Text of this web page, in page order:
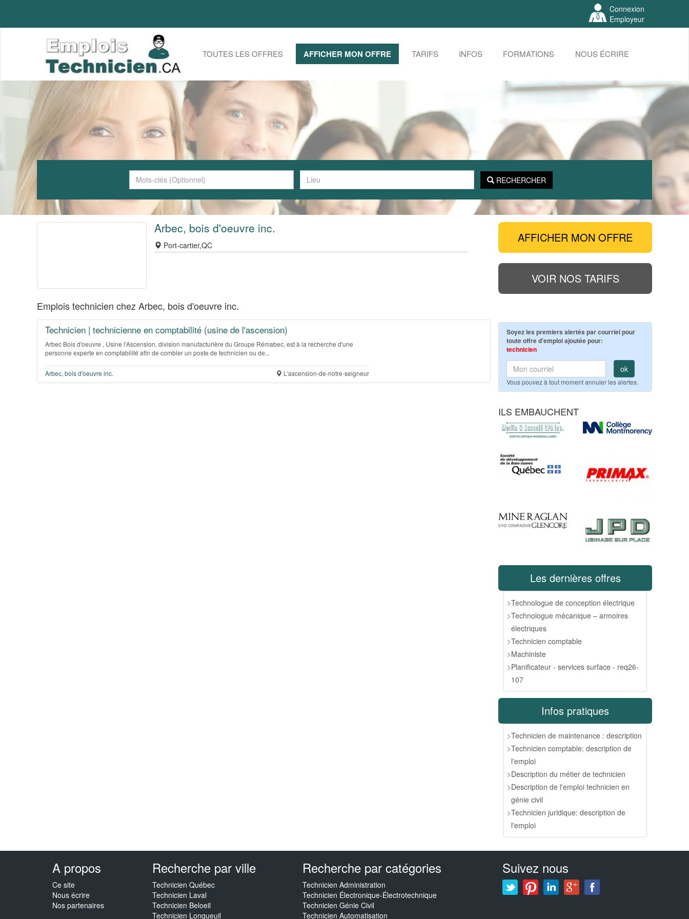
Connexion
Employeur
TOUTES LES OFFRES AFFICHER MON OFFRE TARIFS INFOS FORMATIONS NOUS ÉCRIRE
RECHERCHER
Arbec, bois d'oeuvre inc.
Port-cartier,QC
Emplois technicien chez Arbec, bois d'oeuvre inc.
Technicien | technicienne en comptabilité (usine de l'ascension)
Arbec Bois d'oeuvre , Usine l'Ascension, division manufacturière du Groupe Rémabec, est à la recherche d'une
personne experte en comptabilité afin de combler un poste de technicien ou de...
Arbec, bois d'oeuvre inc. L'ascension-de-notre-seigneur
AFFICHER MON OFFRE
VOIR NOS TARIFS
Soyez les premiers alertés par courriel pour
toute offre d'emploi ajoutée pour:
technicien
ok
Vous pouvez à tout moment annuler les alertes.
ILS EMBAUCHENT
Les dernières offres
Technologue de conception électrique
Technologue mécanique – armoires
électriques
Technicien comptable
Machiniste
Planificateur - services surface - req26-
107
Infos pratiques
Technicien de maintenance : description
Technicien comptable: description de
l'emploi
Description du métier de technicien
Description de l'emploi technicien en
génie civil
Technicien juridique: description de
l'emploi
A propos
Ce site
Nous écrire
Nos partenaires
Recherche par ville
Technicien Québec
Technicien Laval
Technicien Beloeil
Technicien Longueuil
Recherche par catégories
Technicien Administration
Technicien Électronique-Électrotechnique
Technicien Génie Civil
Technicien Automatisation
Suivez nous